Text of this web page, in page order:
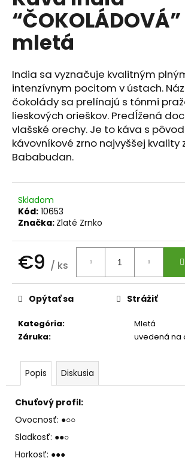
0,0
5
hviezdičiek.
mletá
India sa vyznačuje kvalitným
intenzívnym pocitom v ústach.
čokolády sa prelínajú s tónmi
lieskových orieškov. Predĺžená
vlašské orechy. Je to káva s
kávovníkové zrno najvyššej kvality
Bababudan.
Skladom
Kód: 10653
Značka: Zlaté Zrnko
€9 / ks
cena:
Kategória:
Mletá
Záruka: uvedená na
Opýtať sa Strážiť
Popis Diskusia
Chuťový profil:
Ovocnosť: ●○○
Sladkosť: ●●○
Horkosť: ●●●
á
s
?
HĽADAŤ
d
p
o
r
ú
č
a
m
SVIEČKA
ZNAMENIU
ZVEROKRUHU
Z
PALMOVÉHO
VOSKU
€5,95